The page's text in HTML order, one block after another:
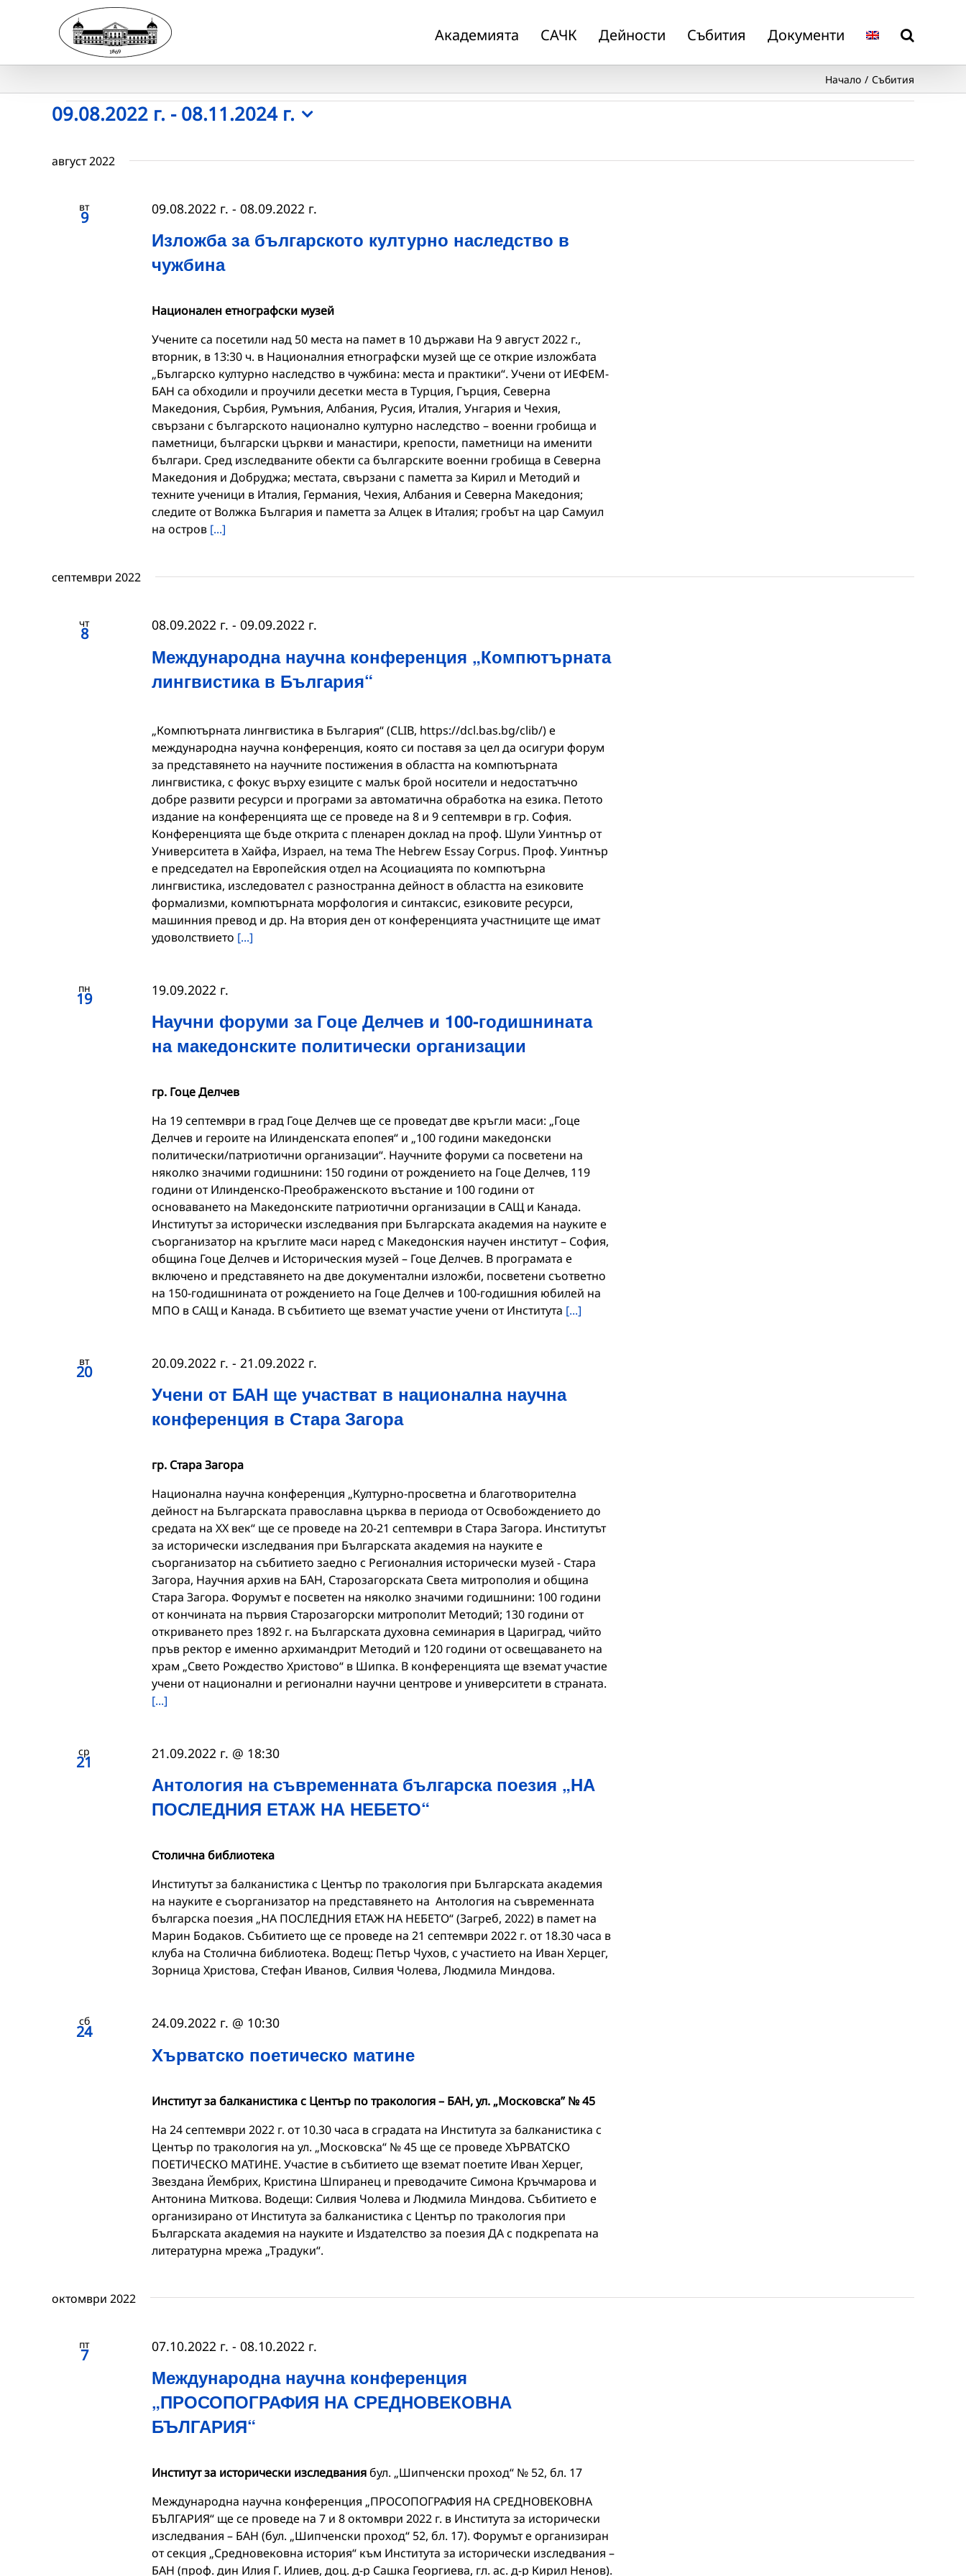
Академията САЧК Дейности Събития Документи
Начало Събития
Събития
09.08.2022 г. - 08.11.2024 г.
date.
август 2022
вт
9
Изложба за българското културно наследство в
чужбина
09.08.2022 г. - 08.09.2022 г.
Национален етнографски музей
Учените са посетили над 50 места на памет в 10 държави На 9 август 2022 г.,
вторник, в 13:30 ч. в Националния етнографски музей ще се открие изложбата
„Българско културно наследство в чужбина: места и практики“. Учени от ИЕФЕМ-
БАН са обходили и проучили десетки места в Турция, Гърция, Северна
Македония, Сърбия, Румъния, Албания, Русия, Италия, Унгария и Чехия,
свързани с българското национално културно наследство – военни гробища и
паметници, български църкви и манастири, крепости, паметници на именити
българи. Сред изследваните обекти са българските военни гробища в Северна
Македония и Добруджа; местата, свързани с паметта за Кирил и Методий и
техните ученици в Италия, Германия, Чехия, Албания и Северна Македония;
следите от Волжка България и паметта за Алцек в Италия; гробът на цар Самуил
на остров [...]
септември 2022
чт
8
Международна научна конференция „Компютърната
лингвистика в България“
08.09.2022 г. - 09.09.2022 г.
„Компютърната лингвистика в България“ (CLIB, https://dcl.bas.bg/clib/) е
международна научна конференция, която си поставя за цел да осигури форум
за представянето на научните постижения в областта на компютърната
лингвистика, с фокус върху езиците с малък брой носители и недостатъчно
добре развити ресурси и програми за автоматична обработка на езика. Петото
издание на конференцията ще се проведе на 8 и 9 септември в гр. София.
Конференцията ще бъде открита с пленарен доклад на проф. Шули Уинтнър от
Университета в Хайфа, Израел, на тема The Hebrew Essay Corpus. Проф. Уинтнър
е председател на Европейския отдел на Асоциацията по компютърна
лингвистика, изследовател с разностранна дейност в областта на езиковите
формализми, компютърната морфология и синтаксис, езиковите ресурси,
машинния превод и др. На втория ден от конференцията участниците ще имат
удоволствието [...]
пн
19
Научни форуми за Гоце Делчев и 100-годишнината
на македонските политически организации
19.09.2022 г.
гр. Гоце Делчев
На 19 септември в град Гоце Делчев ще се проведат две кръгли маси: „Гоце
Делчев и героите на Илинденската епопея“ и „100 години македонски
политически/патриотични организации“. Научните форуми са посветени на
няколко значими годишнини: 150 години от рождението на Гоце Делчев, 119
години от Илинденско-Преображенското въстание и 100 години от
основаването на Македонските патриотични организации в САЩ и Канада.
Институтът за исторически изследвания при Българската академия на науките е
съорганизатор на кръглите маси наред с Македонския научен институт – София,
община Гоце Делчев и Историческия музей – Гоце Делчев. В програмата е
включено и представянето на две документални изложби, посветени съответно
на 150-годишнината от рождението на Гоце Делчев и 100-годишния юбилей на
МПО в САЩ и Канада. В събитието ще вземат участие учени от Института [...]
вт
20
Учени от БАН ще участват в национална научна
конференция в Стара Загора
20.09.2022 г. - 21.09.2022 г.
гр. Стара Загора
Национална научна конференция „Културно-просветна и благотворителна
дейност на Българската православна църква в периода от Освобождението до
средата на XX век“ ще се проведе на 20-21 септември в Стара Загора. Институтът
за исторически изследвания при Българската академия на науките е
съорганизатор на събитието заедно с Регионалния исторически музей - Стара
Загора, Научния архив на БАН, Старозагорската Света митрополия и община
Стара Загора. Форумът е посветен на няколко значими годишнини: 100 години
от кончината на първия Старозагорски митрополит Методий; 130 години от
откриването през 1892 г. на Българската духовна семинария в Цариград, чийто
пръв ректор е именно архимандрит Методий и 120 години от освещаването на
храм „Свето Рождество Христово“ в Шипка. В конференцията ще вземат участие
учени от национални и регионални научни центрове и университети в страната.
[...]
ср
21
Антология на съвременната българска поезия „НА
ПОСЛЕДНИЯ ЕТАЖ НА НЕБЕТО“
21.09.2022 г. @ 18:30
Столична библиотека
Институтът за балканистика с Център по тракология при Българската академия
на науките e съорганизатор на представянето на Антология на съвременната
българска поезия „НА ПОСЛЕДНИЯ ЕТАЖ НА НЕБЕТО“ (Загреб, 2022) в памет на
Марин Бодаков. Събитието ще се проведе на 21 септември 2022 г. от 18.30 часа в
клуба на Столична библиотека. Водещ: Петър Чухов, с участието на Иван Херцег,
Зорница Христова, Стефан Иванов, Силвия Чолева, Людмила Миндова.
сб
24
Хърватско поетическо матине
24.09.2022 г. @ 10:30
Институт за балканистика с Център по тракология – БАН, ул. „Московска” № 45
На 24 септември 2022 г. от 10.30 часа в сградата на Института за балканистика с
Център по тракология на ул. „Московска“ № 45 ще се проведе ХЪРВАТСКО
ПОЕТИЧЕСКО МАТИНЕ. Участие в събитието ще вземат поетите Иван Херцег,
Звездана Йембрих, Кристина Шпиранец и преводачите Симона Кръчмарова и
Антонина Миткова. Водещи: Силвия Чолева и Людмила Миндова. Събитието е
организирано от Института за балканистика с Център по тракология при
Българската академия на науките и Издателство за поезия ДА с подкрепата на
литературна мрежа „Традуки“.
октомври 2022
пт
7
Международна научна конференция
„ПРОСОПОГРАФИЯ НА СРЕДНОВЕКОВНА
БЪЛГАРИЯ“
07.10.2022 г. - 08.10.2022 г.
Институт за исторически изследваниябул. „Шипченски проход“ № 52, бл. 17
Международна научна конференция „ПРОСОПОГРАФИЯ НА СРЕДНОВЕКОВНА
БЪЛГАРИЯ“ ще се проведе на 7 и 8 октомври 2022 г. в Института за исторически
изследвания – БАН (бул. „Шипченски проход“ 52, бл. 17). Форумът е организиран
от секция „Средновековна история“ към Института за исторически изследвания –
БАН (проф. дин Илия Г. Илиев, доц. д-р Сашка Георгиева, гл. ас. д-р Кирил Ненов).